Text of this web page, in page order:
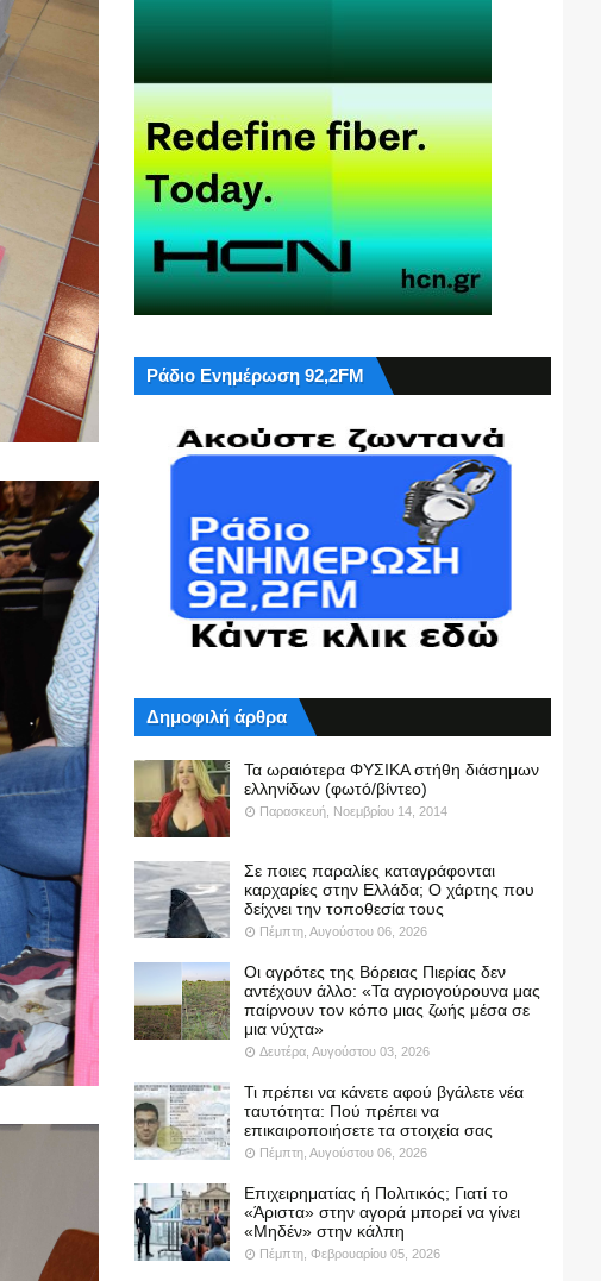
Ράδιο Ενημέρωση 92,2FM
Δημοφιλή άρθρα
Τα ωραιότερα ΦΥΣΙΚΑ στήθη διάσημων
ελληνίδων (φωτό/βίντεο)
Παρασκευή, Νοεμβρίου 14, 2014
Σε ποιες παραλίες καταγράφονται
καρχαρίες στην Ελλάδα; Ο χάρτης που
δείχνει την τοποθεσία τους
Πέμπτη, Αυγούστου 06, 2026
Οι αγρότες της Βόρειας Πιερίας δεν
αντέχουν άλλο: «Τα αγριογούρουνα μας
παίρνουν τον κόπο μιας ζωής μέσα σε
μια νύχτα»
Δευτέρα, Αυγούστου 03, 2026
Τι πρέπει να κάνετε αφού βγάλετε νέα
ταυτότητα: Πού πρέπει να
επικαιροποιήσετε τα στοιχεία σας
Πέμπτη, Αυγούστου 06, 2026
Επιχειρηματίας ή Πολιτικός; Γιατί το
«Άριστα» στην αγορά μπορεί να γίνει
«Μηδέν» στην κάλπη
Πέμπτη, Φεβρουαρίου 05, 2026